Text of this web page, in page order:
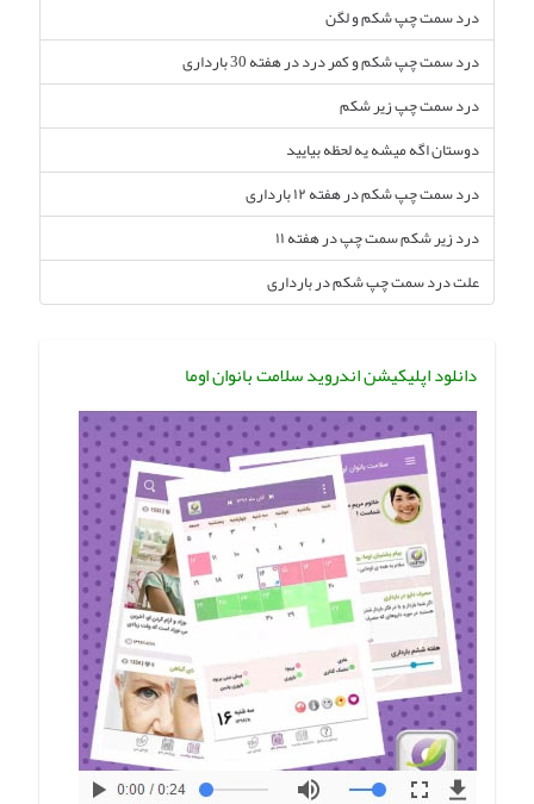
درد سمت چپ شکم و لگن
درد سمت چپ شکم و کمر درد در هفته 30 بارداری
درد سمت چپ زیر شکم
دوستان اگه میشه یه لحظه بیایید
درد سمت چپ شکم در هفته ۱۲ بارداری
درد زیر شکم سمت چپ در هفته ۱۱
علت درد سمت چپ شکم در بارداری
دانلود اپلیکیشن اندروید سلامت بانوان اوما